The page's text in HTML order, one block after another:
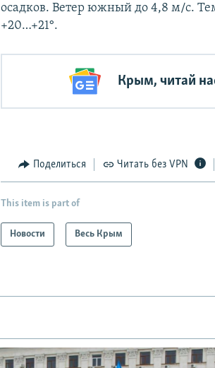
осадков. Ветер южный до 4,8 м/с.
+20…+21°.
Крым, читай
Поделиться Читать без VPN
This item is part of
Новости Весь Крым